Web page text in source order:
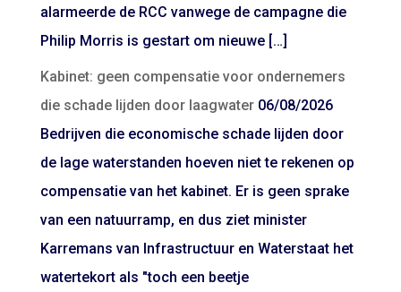
alarmeerde de RCC vanwege de campagne die
Philip Morris is gestart om nieuwe […]
Kabinet: geen compensatie voor ondernemers
die schade lijden door laagwater 06/08/2026
Bedrijven die economische schade lijden door
de lage waterstanden hoeven niet te rekenen op
compensatie van het kabinet. Er is geen sprake
van een natuurramp, en dus ziet minister
Karremans van Infrastructuur en Waterstaat het
watertekort als "toch een beetje